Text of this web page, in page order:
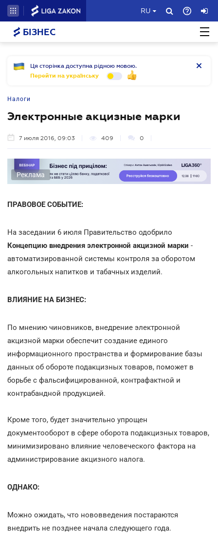
RU
БІЗНЕС
Ця сторінка доступна рідною мовою.
Перейти на українську
Налоги
Электронные акцизные марки
7 июля 2016, 09:03 409 0
Реклама
ПРАВОВОЕ СОБЫТИЕ:
На заседании 6 июля Правительство одобрило
Концепцию внедрения электронной акцизной марки -
автоматизированной системы контроля за оборотом
алкогольных напитков и табачных изделий.
ВЛИЯНИЕ НА БИЗНЕС:
По мнению чиновников, внедрение электронной
акцизной марки обеспечит создание единого
информационного пространства и формирование базы
данных об обороте подакцизных товаров, поможет в
борьбе с фальсифицированной, контрафактной и
контрабандной продукцией.
Кроме того, будет значительно упрощен
документооборот в сфере оборота подакцизных товаров,
минимизировано влияние человеческого фактора на
администрирование акцизного налога.
ОДНАКО:
Можно ожидать, что нововведения постараются
внедрить не позднее начала следующего года.